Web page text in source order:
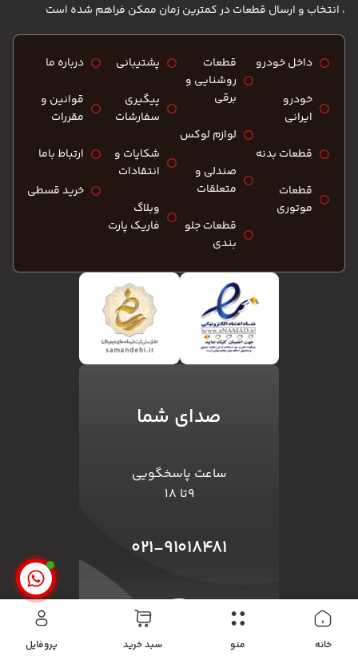
خانه منو سبد ‌خرید پروفایل
، انتخاب و ارسال قطعات در کمترین زمان ممکن فراهم شده است
داخل خودرو
خودرو
ایرانی
قطعات بدنه
قطعات
موتوری
قطعات
روشنایی و
برقی
لوازم لوکس
صندلی و
متعلقات
قطعات جلو
بندی
پشتیبانی
پیگیری
سفارشات
شکایات و
انتقادات
وبلاگ
فاریک پارت
درباره ما
قوانین و
مقررات
ارتباط باما
خرید قسطی
صدای شما
ساعت پاسخگویی
۹تا ۱۸
۰۲۱-۹۱۰۱۸۴۸۱